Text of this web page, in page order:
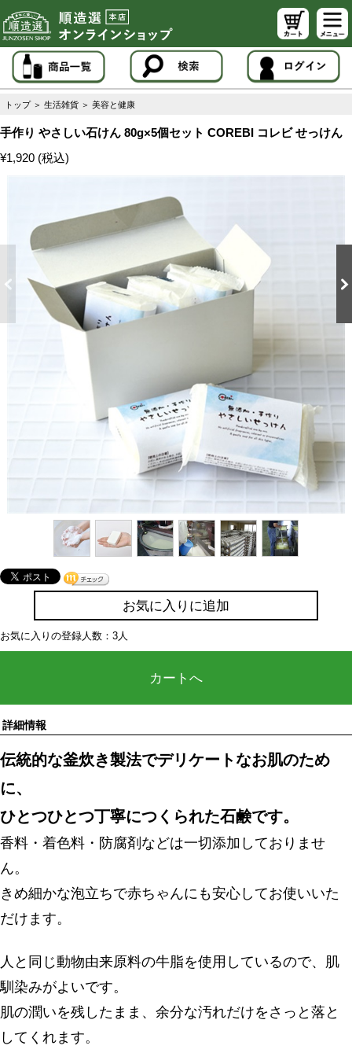
トップ ＞ 生活雑貨 ＞ 美容と健康
手作り やさしい石けん 80g×5個セット COREBI コレビ せっけん
¥1,920 (税込)
お気に入りに追加
お気に入りの登録人数：3人
カートへ
詳細情報
伝統的な釜炊き製法でデリケートなお肌のため
に、
ひとつひとつ丁寧につくられた石鹸です。
香料・着色料・防腐剤などは一切添加しておりませ
ん。
きめ細かな泡立ちで赤ちゃんにも安心してお使いいた
だけます。
人と同じ動物由来原料の牛脂を使用しているので、肌
馴染みがよいです。
肌の潤いを残したまま、余分な汚れだけをさっと落と
してくれます。